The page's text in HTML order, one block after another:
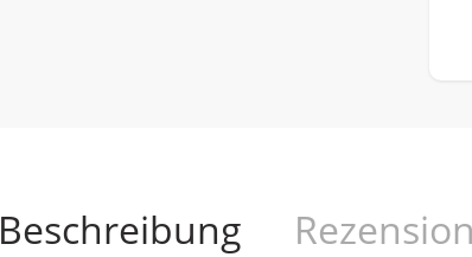
Beschreibung